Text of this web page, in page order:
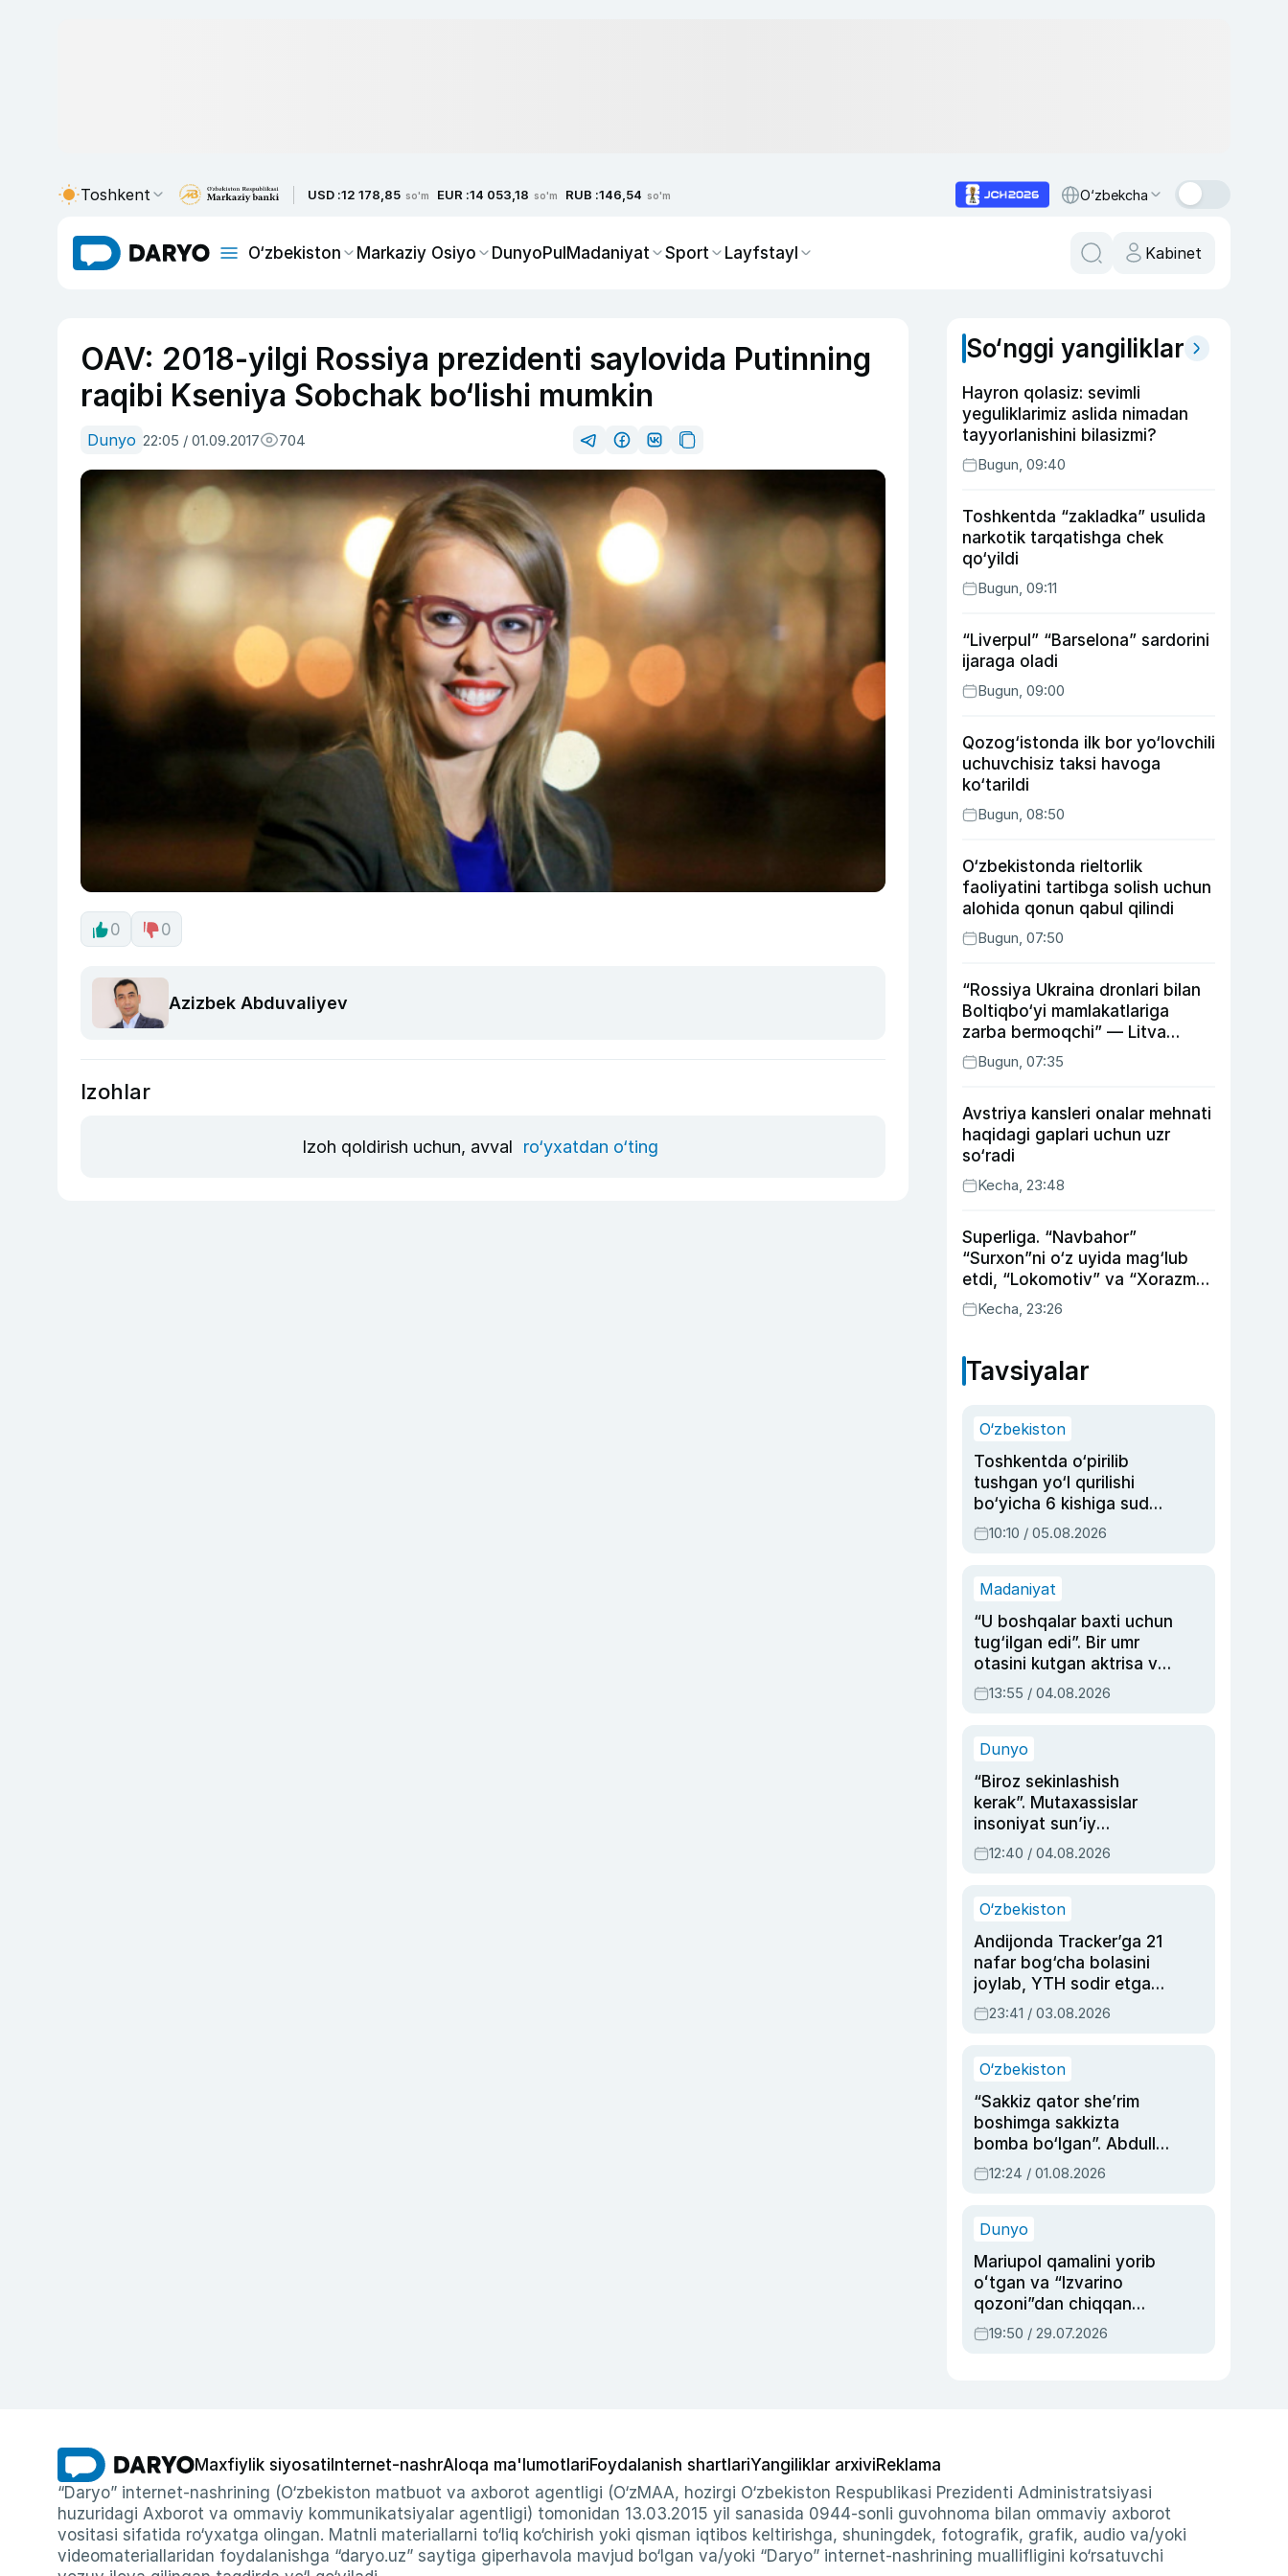
Toshkent USD :12 178,85 so'm EUR :14 053,18 so'm RUB :146,54 so'm O‘zbekcha
O‘zbekiston Markaziy Osiyo DunyoPulMadaniyat Sport Layfstayl Kabinet
OAV: 2018-yilgi Rossiya prezidenti saylovida Putinning
raqibi Kseniya Sobchak bo‘lishi mumkin
Dunyo 22:05 / 01.09.2017 704
0 0
Azizbek Abduvaliyev
Izohlar
Izoh qoldirish uchun, avval ro‘yxatdan o‘ting
So‘nggi yangiliklar
Hayron qolasiz: sevimli
yeguliklarimiz aslida nimadan
tayyorlanishini bilasizmi?
Bugun, 09:40
Toshkentda “zakladka” usulida
narkotik tarqatishga chek
qo‘yildi
Bugun, 09:11
“Liverpul” “Barselona” sardorini
ijaraga oladi
Bugun, 09:00
Qozog‘istonda ilk bor yo‘lovchili
uchuvchisiz taksi havoga
ko‘tarildi
Bugun, 08:50
O‘zbekistonda rieltorlik
faoliyatini tartibga solish uchun
alohida qonun qabul qilindi
Bugun, 07:50
“Rossiya Ukraina dronlari bilan
Boltiqbo‘yi mamlakatlariga
zarba bermoqchi” — Litva
mudofaa vaziri
Bugun, 07:35
Avstriya kansleri onalar mehnati
haqidagi gaplari uchun uzr
so‘radi
Kecha, 23:48
Superliga. “Navbahor”
“Surxon”ni o‘z uyida mag‘lub
etdi, “Lokomotiv” va “Xorazm”
uyda g‘alaba qozondi
Kecha, 23:26
Tavsiyalar
O‘zbekiston
Toshkentda o‘pirilib
tushgan yo‘l qurilishi
bo‘yicha 6 kishiga sud
hukmi o‘qildi
10:10 / 05.08.2026
Madaniyat
“U boshqalar baxti uchun
tug‘ilgan edi”. Bir umr
otasini kutgan aktrisa va
dublyaj ustasi Rimma
Ahmedovaning
13:55 / 04.08.2026
Dunyo
“Biroz sekinlashish
kerak”. Mutaxassislar
insoniyat sun’iy
intellektni boshqara
olmay qolishidan xavotir
12:40 / 04.08.2026
O‘zbekiston
Andijonda Tracker’ga 21
nafar bog‘cha bolasini
joylab, YTH sodir etgan
ayolga sud hukmi o‘qildi
23:41 / 03.08.2026
O‘zbekiston
“Sakkiz qator she’rim
boshimga sakkizta
bomba bo‘lgan”. Abdulla
Oripovni siyosiy
ayblovlardan asrab
12:24 / 01.08.2026
Dunyo
Mariupol qamalini yorib
oʻtgan va “Izvarino
qozoni”dan chiqqan
qahramon — Ukraina
armiyasi bosh
19:50 / 29.07.2026
Maxfiylik siyosati Internet-nashrAloqa ma'lumotlariFoydalanish shartlariYangiliklar arxiviReklama
“Daryo” internet-nashrining (O‘zbekiston matbuot va axborot agentligi (O‘zMAA, hozirgi O‘zbekiston Respublikasi Prezidenti Administratsiyasi
huzuridagi Axborot va ommaviy kommunikatsiyalar agentligi) tomonidan 13.03.2015 yil sanasida 0944-sonli guvohnoma bilan ommaviy axborot
vositasi sifatida ro‘yxatga olingan. Matnli materiallarni to‘liq ko‘chirish yoki qisman iqtibos keltirishga, shuningdek, fotografik, grafik, audio va/yoki
videomateriallaridan foydalanishga “daryo.uz” saytiga giperhavola mavjud bo‘lgan va/yoki “Daryo” internet-nashrining muallifligini ko‘rsatuvchi